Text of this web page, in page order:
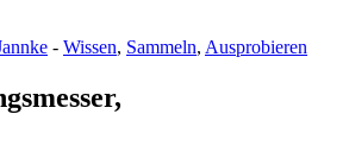
- Wissen, Sammeln, Ausprobieren